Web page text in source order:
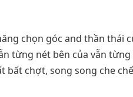
chọn góc and thần thái
từng nét bên của vẫn từng
bất chợt, song song che